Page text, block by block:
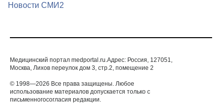
Новости СМИ2
Медицинский портал medportal.ru.Адрес: Россия, 127051,
Москва, Лихов переулок дом 3, стр.2, помещение 2
© 1998—2026 Все права защищены. Любое
использование материалов допускается только с
письменногосогласия редакции.